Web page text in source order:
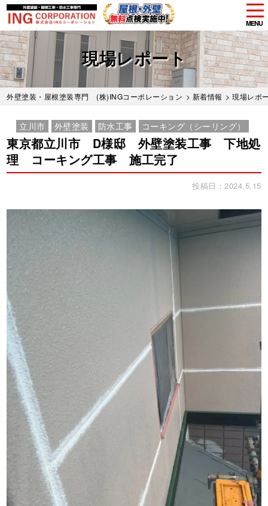
Skip
to
main
content
MENU
現場レポート
外壁塗装・屋根塗装専門 (株)INGコーポレーション > 新着情報 >現場レポ
立川市 外壁塗装 防水工事 コーキング（シーリング）
東京都立川市 D様邸 外壁塗装工事 下地処
理 コーキング工事 施工完了
投稿日：2024.5.15